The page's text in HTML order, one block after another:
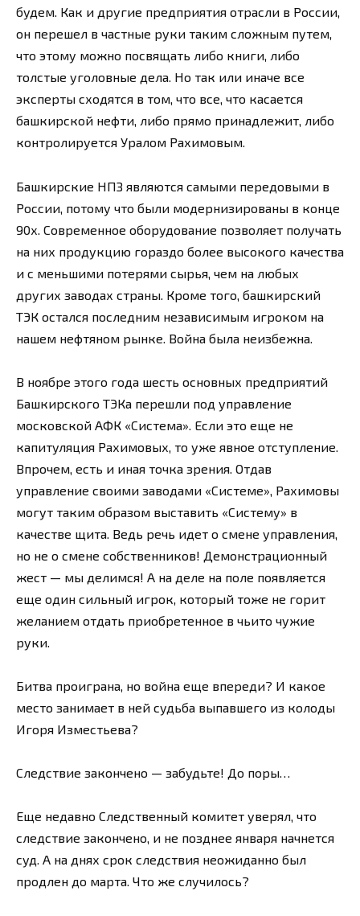
будем. Как и другие предприятия отрасли в России,
он перешел в частные руки таким сложным путем,
что этому можно посвящать либо книги, либо
толстые уголовные дела. Но так или иначе все
эксперты сходятся в том, что все, что касается
башкирской нефти, либо прямо принадлежит, либо
контролируется Уралом Рахимовым.
Башкирские НПЗ являются самыми передовыми в
России, потому что были модернизированы в конце
90х. Современное оборудование позволяет получать
на них продукцию гораздо более высокого качества
и с меньшими потерями сырья, чем на любых
других заводах страны. Кроме того, башкирский
ТЭК остался последним независимым игроком на
нашем нефтяном рынке. Война была неизбежна.
В ноябре этого года шесть основных предприятий
Башкирского ТЭКа перешли под управление
московской АФК «Система». Если это еще не
капитуляция Рахимовых, то уже явное отступление.
Впрочем, есть и иная точка зрения. Отдав
управление своими заводами «Системе», Рахимовы
могут таким образом выставить «Систему» в
качестве щита. Ведь речь идет о смене управления,
но не о смене собственников! Демонстрационный
жест — мы делимся! А на деле на поле появляется
еще один сильный игрок, который тоже не горит
желанием отдать приобретенное в чьито чужие
руки.
Битва проиграна, но война еще впереди? И какое
место занимает в ней судьба выпавшего из колоды
Игоря Изместьева?
Следствие закончено — забудьте! До поры…
Еще недавно Следственный комитет уверял, что
следствие закончено, и не позднее января начнется
суд. А на днях срок следствия неожиданно был
продлен до марта. Что же случилось?